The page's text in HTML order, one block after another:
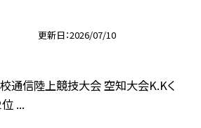
更新日 2026/07/10
通信陸上競技大会 空知大会K.Kく
...